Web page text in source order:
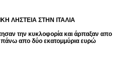
ΛΗΣΤΕΙΑ ΣΤΗΝ ΙΤΑΛΙΑ
την κυκλοφορία και άρπαξαν απο
απο δύο εκατομμύρια ευρώ